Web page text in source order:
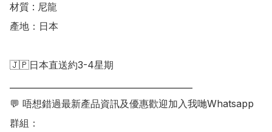
材質 : 尼龍
產地：日本
🇯🇵日本直送約3-4星期
💬 唔想錯過最新產品資訊及優惠歡迎加入我哋Whatsapp
群組：